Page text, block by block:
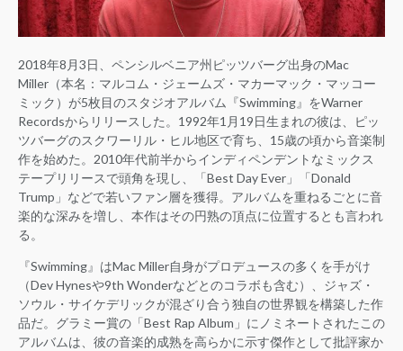
2018年8月3日、ペンシルベニア州ピッツバーグ出身のMac
Miller（本名：マルコム・ジェームズ・マカーマック・マッコー
ミック）が5枚目のスタジオアルバム『Swimming』をWarner
Recordsからリリースした。1992年1月19日生まれの彼は、ピッ
ツバーグのスクワーリル・ヒル地区で育ち、15歳の頃から音楽制
作を始めた。2010年代前半からインディペンデントなミックス
テープリリースで頭角を現し、「Best Day Ever」「Donald
Trump」などで若いファン層を獲得。アルバムを重ねるごとに音
楽的な深みを増し、本作はその円熟の頂点に位置するとも言われ
る。
『Swimming』はMac Miller自身がプロデュースの多くを手がけ
（Dev Hynesや9th Wonderなどとのコラボも含む）、ジャズ・
ソウル・サイケデリックが混ざり合う独自の世界観を構築した作
品だ。グラミー賞の「Best Rap Album」にノミネートされたこの
アルバムは、彼の音楽的成熟を高らかに示す傑作として批評家か